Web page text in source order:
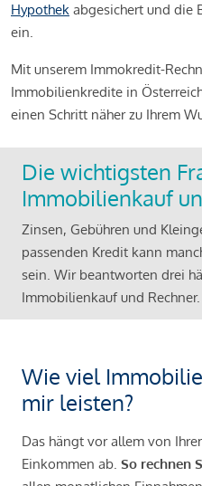
Hypothek abgesichert und die
ein.
Mit unserem Immokredit-
Immobilienkredite in
einen Schritt näher zu Ihrem
Die wichtigsten
Immobilienkauf
Zinsen, Gebühren und
passenden Kredit kann
sein. Wir beantworten drei
Immobilienkauf und Rechner.
Wie viel
mir leisten?
Das hängt vor allem von
Einkommen ab. So rechnen